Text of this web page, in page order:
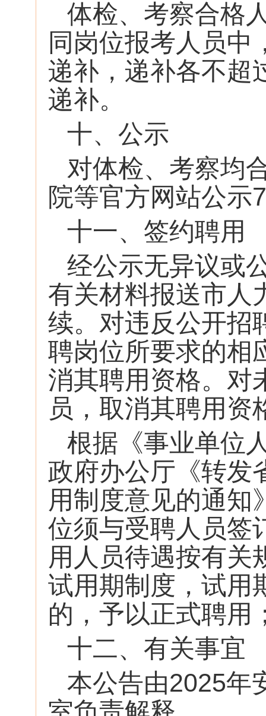
体检、考察合格
同岗位报考人员中
递补，递补各不超
递补。
十、公示
对体检、考察均
院等官方网站公示
十一、签约聘用
经公示无异议或
有关材料报送市人
续。对违反公开招
聘岗位所要求的相
消其聘用资格。对
员，取消其聘用资
根据《事业单位
政府办公厅《转发
用制度意见的通知
位须与受聘人员签
用人员待遇按有关
试用期制度，试用
的，予以正式聘用
十二、有关事宜
本公告由2025年